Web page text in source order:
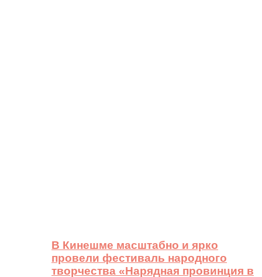
В Кинешме масштабно и ярко
провели фестиваль народного
творчества «Нарядная провинция в